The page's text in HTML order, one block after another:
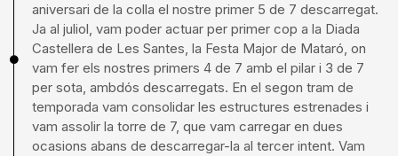
aniversari de la colla el nostre primer 5 de 7 descarregat.
Ja al juliol, vam poder actuar per primer cop a la Diada
Castellera de Les Santes, la Festa Major de Mataró, on
vam fer els nostres primers 4 de 7 amb el pilar i 3 de 7
per sota, ambdós descarregats. En el segon tram de
temporada vam consolidar les estructures estrenades i
vam assolir la torre de 7, que vam carregar en dues
ocasions abans de descarregar-la al tercer intent. Vam